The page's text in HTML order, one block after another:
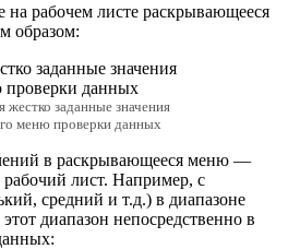
рабочем листе раскрывающееся
образом:
жестко заданные значения
меню проверки данных
в раскрывающееся меню —
лист. Например, с
средний и т.д.) в диапазоне
диапазон непосредственно в